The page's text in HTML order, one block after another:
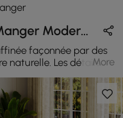
Conception de Salle à Manger Moderne & Minimaliste en Blanc / Beige / Brun avec En Bois / Coton / Céramique
façonnée par des
naturelle. Les détails
apportent une texture
bois chaleureux et les
accueillante pour
les jours.
More